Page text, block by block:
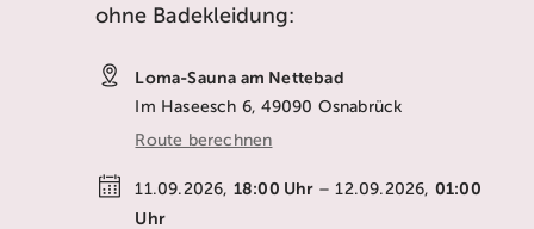
ohne Badekleidung:
Loma-Sauna am Nettebad
Im Haseesch 6, 49090 Osnabrück
Route berechnen
11.09.2026, 18:00 Uhr – 12.09.2026, 01:00
Uhr